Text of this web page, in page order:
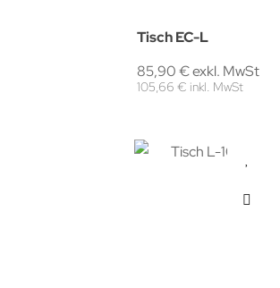
Tisch EC-L
85,90 € exkl. MwSt
105,66 € inkl. MwSt